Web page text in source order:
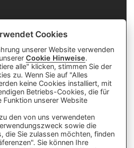
von Künstlicher
Er wertet unsere
Cookies
unserer Website verwenden
Cookie Hinweise.
alle" klicken, stimmen Sie der
zu. Wenn Sie auf "Alles
keine Cookies installiert, mit
Betriebs-Cookies, die für
unserer Website
den von uns verwendeten
sowie die
die Sie zulassen möchten, finden
Sie können Ihre